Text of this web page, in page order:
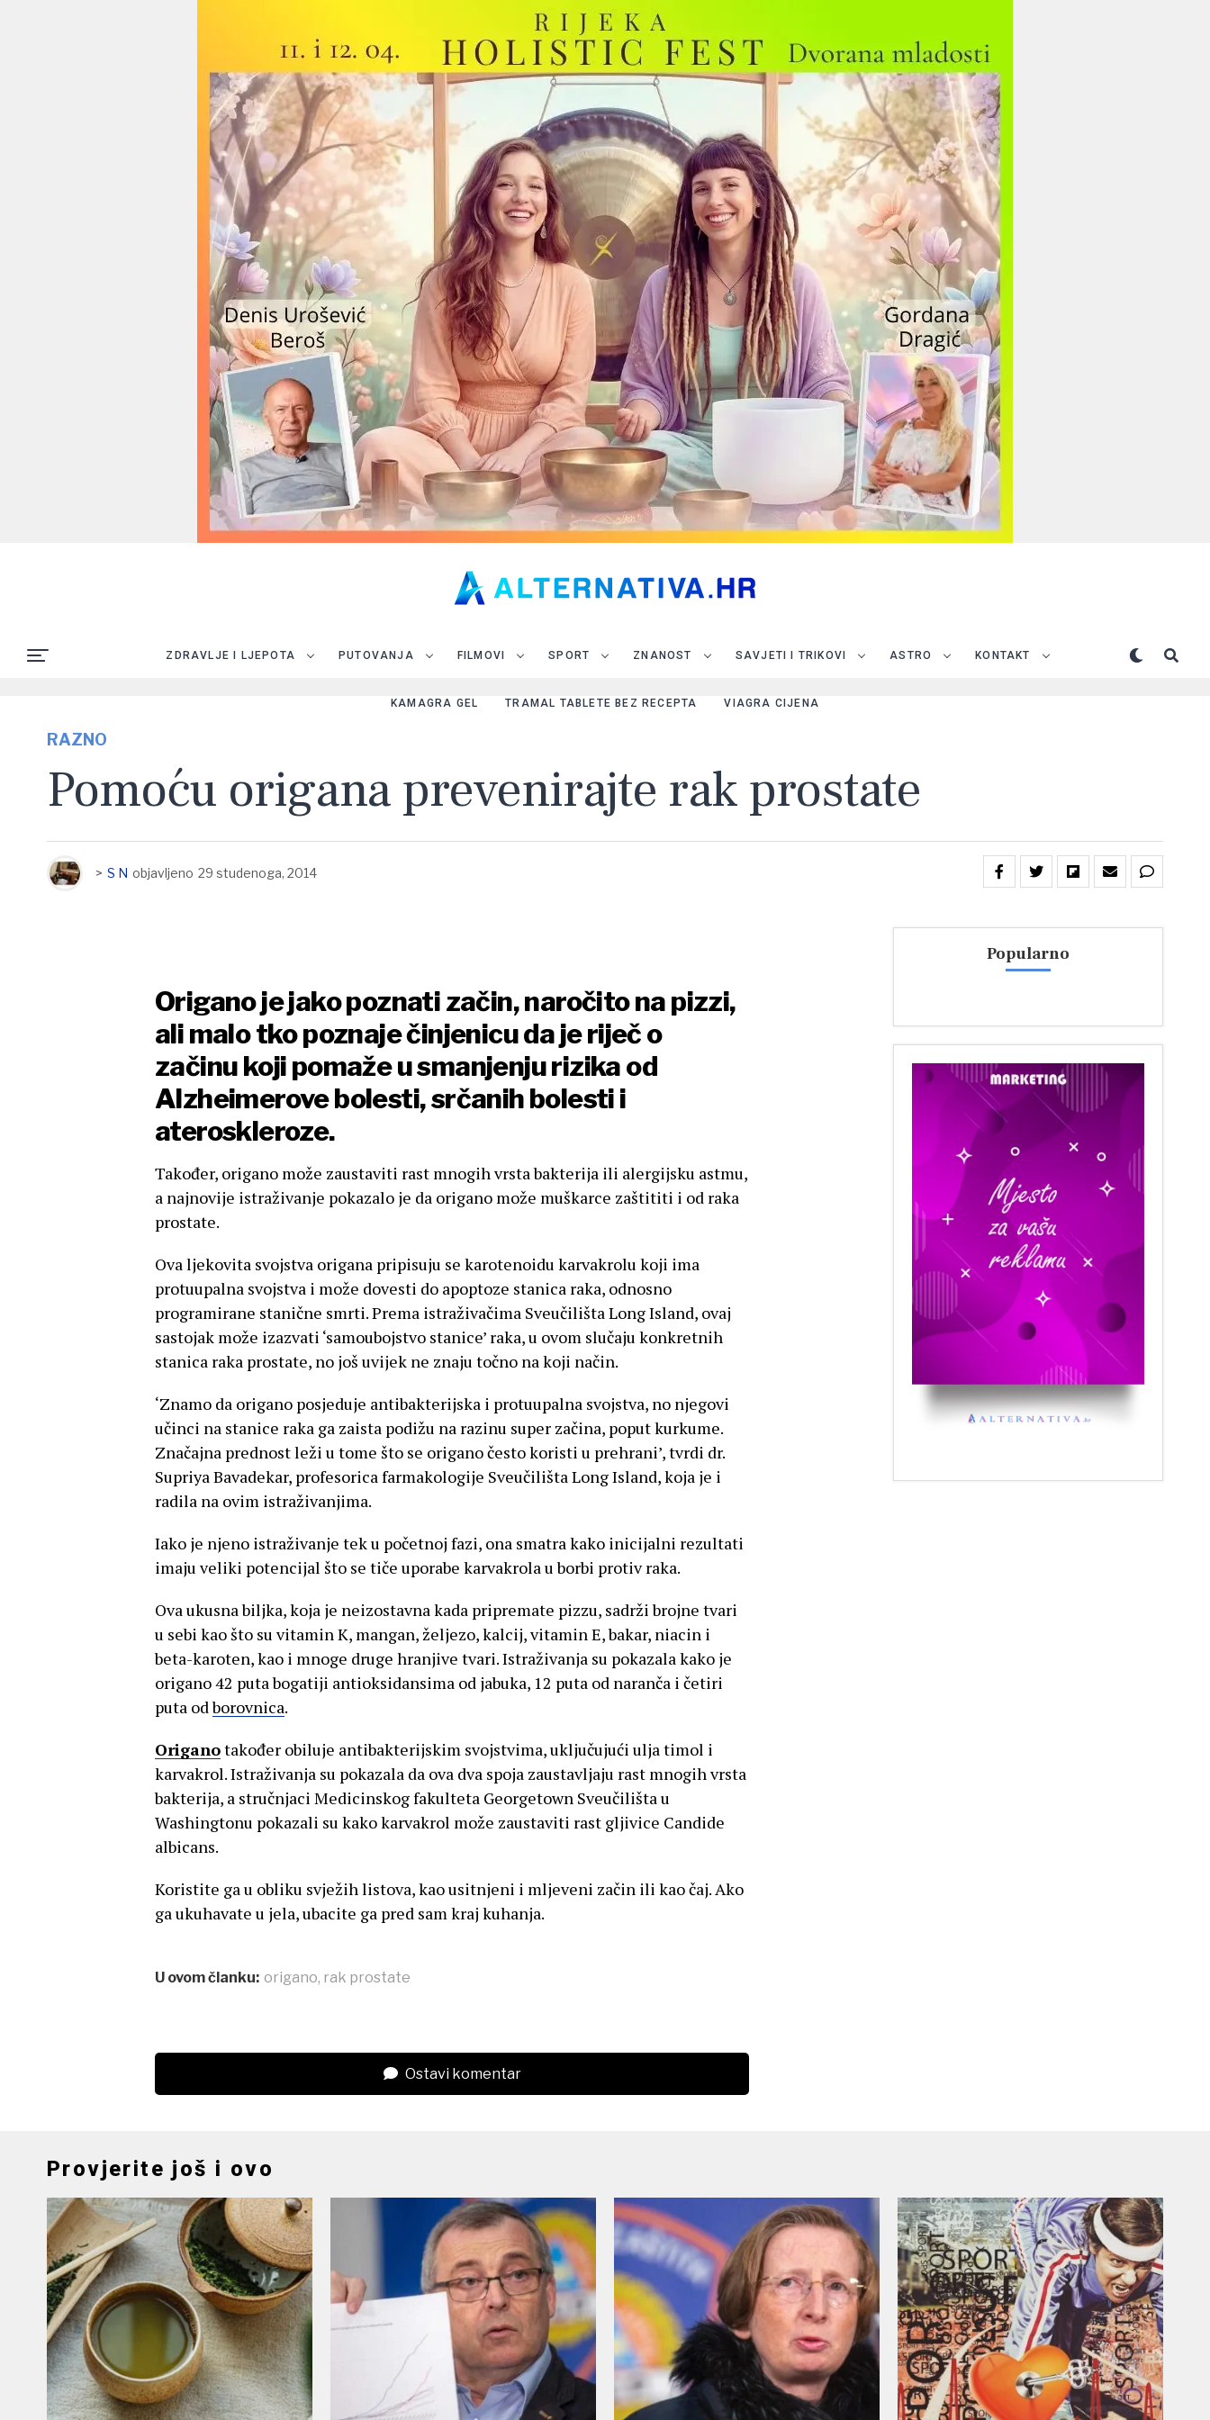
ZDRAVLJE I LJEPOTA PUTOVANJA FILMOVI SPORT ZNANOST SAVJETI I TRIKOVI ASTRO KONTAKT
KAMAGRA GEL TRAMAL TABLETE BEZ RECEPTA VIAGRA CIJENA
RAZNO
Pomoću origana prevenirajte rak prostate
> S N objavljeno 29 studenoga, 2014
Origano je jako poznati začin, naročito na pizzi,
ali malo tko poznaje činjenicu da je riječ o
začinu koji pomaže u smanjenju rizika od
Alzheimerovebolesti, srčanih bolesti i
ateroskleroze.
Također, origano može zaustaviti rast mnogih vrsta bakterija ili alergijsku astmu,
a najnovije istraživanje pokazalo je da origano može muškarce zaštititi i od raka
prostate.
Ova ljekovita svojstva origana pripisuju se karotenoidu karvakrolu koji ima
protuupalna svojstva i može dovesti do apoptoze stanica raka, odnosno
programirane stanične smrti. Prema istraživačima Sveučilišta Long Island, ovaj
sastojak može izazvati ‘samoubojstvo stanice’ raka, u ovom slučaju konkretnih
stanica raka prostate, no još uvijek ne znaju točno na koji način.
‘Znamo da origano posjeduje antibakterijska i protuupalna svojstva, no njegovi
učinci na stanice raka ga zaista podižu na razinu super začina, poput kurkume.
Značajna prednost leži u tome što se origano često koristi u prehrani’, tvrdi dr.
Supriya Bavadekar, profesorica farmakologije Sveučilišta Long Island, koja je i
radila na ovim istraživanjima.
Iako je njeno istraživanje tek u početnoj fazi, ona smatra kako inicijalni rezultati
imaju veliki potencijal što se tiče uporabe karvakrola u borbi protiv raka.
Ova ukusna biljka, koja je neizostavna kada pripremate pizzu, sadrži brojne tvari
u sebi kao što su vitamin K, mangan, željezo, kalcij, vitamin E, bakar, niacin i
beta-karoten, kao i mnoge druge hranjive tvari. Istraživanja su pokazala kako je
origano 42 puta bogatiji antioksidansima od jabuka, 12 puta od naranča i četiri
puta odborovnica.
Origanotakođer obiluje antibakterijskim svojstvima, uključujući ulja timol i
karvakrol. Istraživanja su pokazala da ova dva spoja zaustavljaju rast mnogih vrsta
bakterija, a stručnjaci Medicinskog fakulteta Georgetown Sveučilišta u
Washingtonu pokazali su kako karvakrol može zaustaviti rast gljivice Candide
albicans.
Koristite ga u obliku svježih listova, kao usitnjeni i mljeveni začin ili kao čaj. Ako
ga ukuhavate u jela, ubacite ga pred sam kraj kuhanja.
U ovom članku: origano, rak prostate
Ostavi komentar
Popularno
Provjerite još i ovo